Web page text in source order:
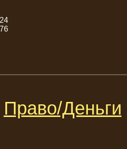
Право/Деньги